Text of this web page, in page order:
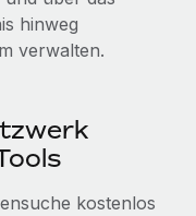
von IT-
sein Team mit
hinweg
verwalten.
kostenlos